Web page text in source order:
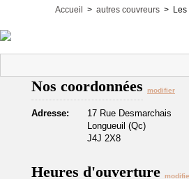
Accueil > autres couvreurs > Les
Nos coordonnées modifier
Adresse:
17 Rue Desmarchais
Longueuil (Qc)
J4J 2X8
Heures d'ouverture